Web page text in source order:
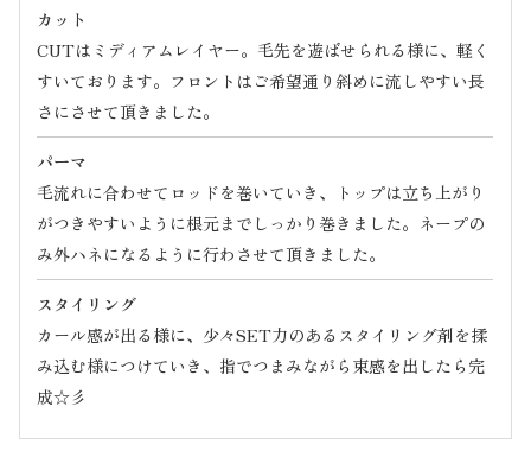
カット
CUTはミディアムレイヤー。毛先を遊ばせられる様に、軽く
すいております。フロントはご希望通り斜めに流しやすい長
さにさせて頂きました。
パーマ
毛流れに合わせてロッドを巻いていき、トップは立ち上がり
がつきやすいように根元までしっかり巻きました。ネープの
み外ハネになるように行わさせて頂きました。
スタイリング
カール感が出る様に、少々SET力のあるスタイリング剤を揉
み込む様につけていき、指でつまみながら束感を出したら完
成☆彡